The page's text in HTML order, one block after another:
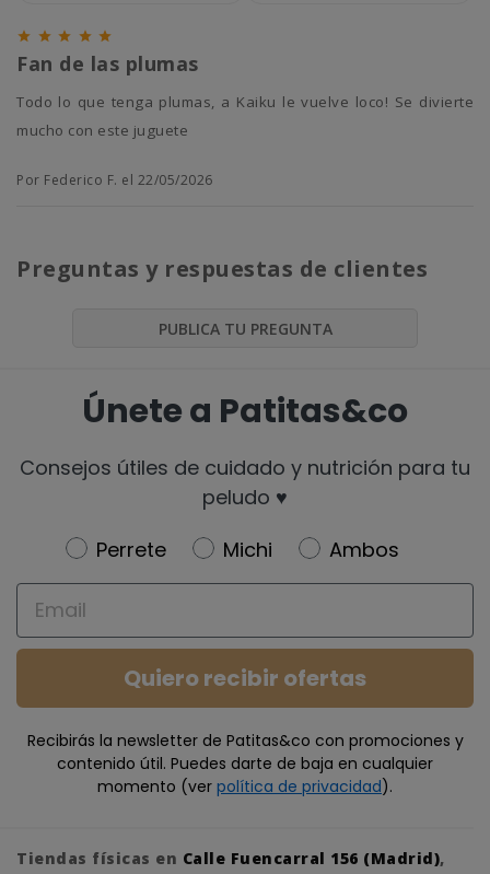
    
Fan de las plumas
Todo lo que tenga plumas, a Kaiku le vuelve loco! Se divierte
mucho con este juguete
Por Federico F. el 22/05/2026
Preguntas y respuestas de clientes
PUBLICA TU PREGUNTA
Únete a Patitas&co
Consejos útiles de cuidado y nutrición para tu
peludo ♥️
Newsletter
Perrete Michi
Ambos
Email
Quiero recibir ofertas
Recibirás la newsletter de Patitas&co con promociones y
contenido útil. Puedes darte de baja en cualquier
momento (ver política de privacidad).
Tiendas físicas en Calle Fuencarral 156 (Madrid),